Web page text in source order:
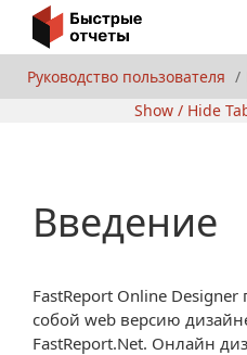
Руководство пользователя
Show / Hide
Введение
FastReport Online Designer
собой web версию
FastReport.Net. Онлайн